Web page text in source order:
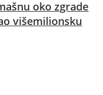
oko zgrade
višemilionsku